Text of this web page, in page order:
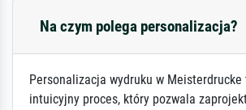
Na czym polega personalizacja?
Personalizacja wydruku w
intuicyjny proces, który pozwala